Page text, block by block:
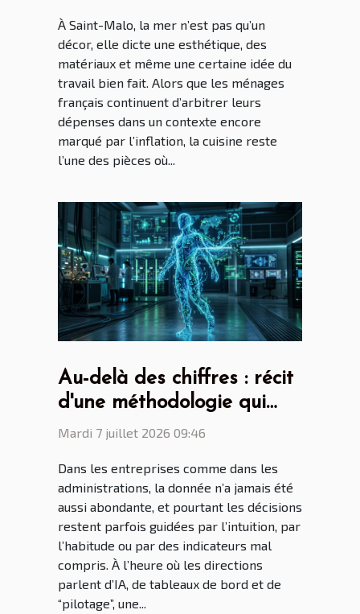
À Saint-Malo, la mer n’est pas qu’un
décor, elle dicte une esthétique, des
matériaux et même une certaine idée du
travail bien fait. Alors que les ménages
français continuent d’arbitrer leurs
dépenses dans un contexte encore
marqué par l’inflation, la cuisine reste
l’une des pièces où...
Au-delà des chiffres : récit
d'une méthodologie qui
surprend
Mardi 7 juillet 2026 09:46
Dans les entreprises comme dans les
administrations, la donnée n’a jamais été
aussi abondante, et pourtant les décisions
restent parfois guidées par l’intuition, par
l’habitude ou par des indicateurs mal
compris. À l’heure où les directions
parlent d’IA, de tableaux de bord et de
“pilotage”, une...